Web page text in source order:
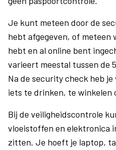
Je kunt meteen door de
hebt afgegeven, of meteen
hebt en al online bent
varieert meestal tussen de
Na de security check heb
iets te drinken, te
Bij de veiligheidscontrole
vloeistoffen en elektronica
zitten. Je hoeft je laptop,